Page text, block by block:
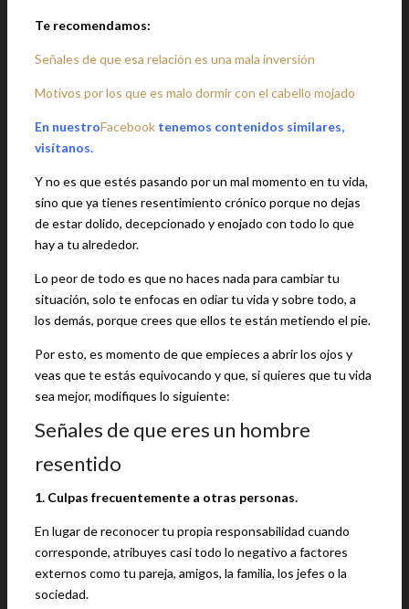
Te recomendamos:
Señales de que esa relación es una mala inversión
Motivos por los que es malo dormir con el cabello mojado
En nuestroFacebook tenemos contenidos similares,
visítanos.
Y no es que estés pasando por un mal momento en tu vida,
sino que ya tienes resentimiento crónico porque no dejas
de estar dolido, decepcionado y enojado con todo lo que
hay a tu alrededor.
Lo peor de todo es que no haces nada para cambiar tu
situación, solo te enfocas en odiar tu vida y sobre todo, a
los demás, porque crees que ellos te están metiendo el pie.
Por esto, es momento de que empieces a abrir los ojos y
veas que te estás equivocando y que, si quieres que tu vida
sea mejor, modifiques lo siguiente:
Señales de que eres un hombre
resentido
1. Culpas frecuentemente a otras personas.
En lugar de reconocer tu propia responsabilidad cuando
corresponde, atribuyes casi todo lo negativo a factores
externos como tu pareja, amigos, la familia, los jefes o la
sociedad.